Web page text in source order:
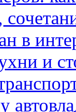
в
и